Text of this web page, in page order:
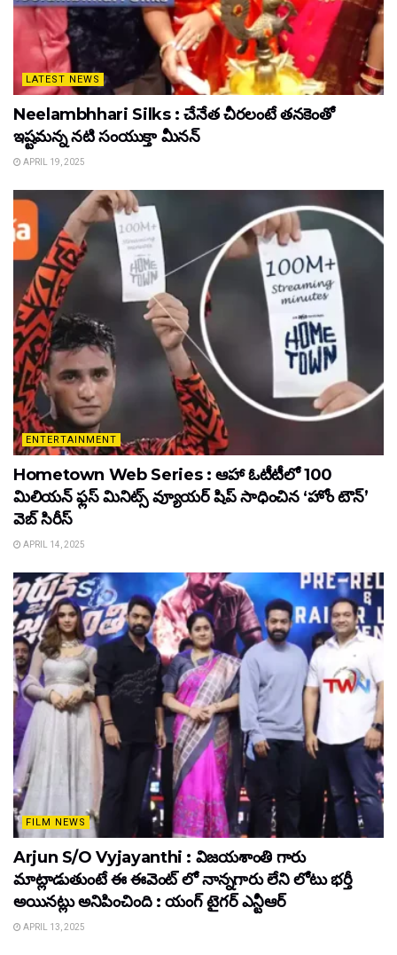
LATEST NEWS
Neelambhhari Silks : చేనేత చీరలంటే తనకెంతో
ఇష్టమన్న నటి సంయుక్తా మీనన్‌
APRIL 19, 2025
ENTERTAINMENT
Hometown Web Series : ఆహా ఓటీటీలో 100
మిలియన్ ఫ్లస్ మినిట్స్ వ్యూయర్ షిప్ సాధించిన ‘హోం టౌన్’
వెబ్ సిరీస్
APRIL 14, 2025
FILM NEWS
Arjun S/O Vyjayanthi : విజయశాంతి గారు
మాట్లాడుతుంటే ఈ ఈవెంట్ లో నాన్నగారు లేని లోటు భర్తీ
అయినట్లు అనిపించింది : యంగ్ టైగర్ ఎన్టీఆర్
APRIL 13, 2025